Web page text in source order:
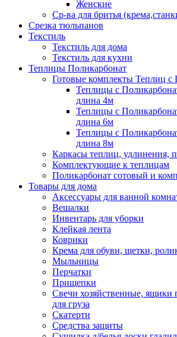
Женские
Ср-ва для бритья
Срезка тюльпанов
Текстиль
Текстиль для дома
Текстиль для кухни
Теплицы Поликарбонат
Готовые комплекты Теплиц с
Теплицы с
длина 4м
Теплицы с
длина 6м
Теплицы с
длина 8м
Каркасы теплиц, удлинения,
Комплектующие к теплицам
Поликарбонат сотовый и
Товары для дома
Аксессуары для ванной
Вешалки
Инвентарь для уборки
Клейкая лента
Коврики
Крема для обуви, щетки,
Мыльницы
Перчатки
Прищепки
Свечи хозяйственные, ящики
для груза
Скатерти
Средства защиты